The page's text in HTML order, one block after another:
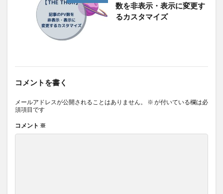
数を非表示・表示に変更す
るカスタマイズ
コメントを書く
メールアドレスが公開されることはありません。 ※ が付いている欄は必
須項目です
コメント ※